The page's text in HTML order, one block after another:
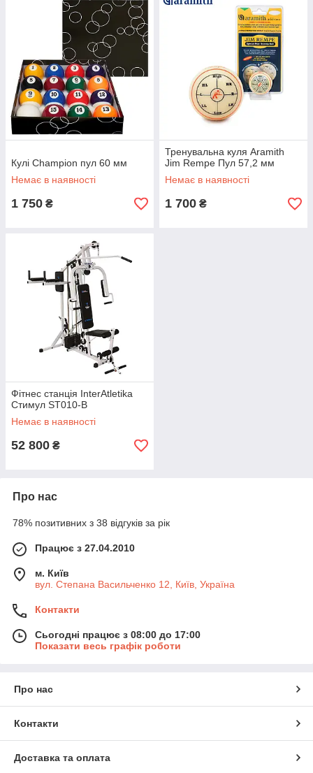
Кулі Champion пул 60 мм
Немає в наявності
1 750 ₴
Тренувальна куля Aramith
Jim Rempe Пул 57,2 мм
Немає в наявності
1 700 ₴
Фітнес станція InterAtletika
Стимул ST010-B
Немає в наявності
52 800 ₴
Про нас
78% позитивних з 38 відгуків за рік
Працює з 27.04.2010
м. Київ
вул. Степана Васильченко 12, Київ, Україна
Контакти
Сьогодні працює з 08:00 до 17:00
Показати весь графік роботи
Про нас
Контакти
Доставка та оплата